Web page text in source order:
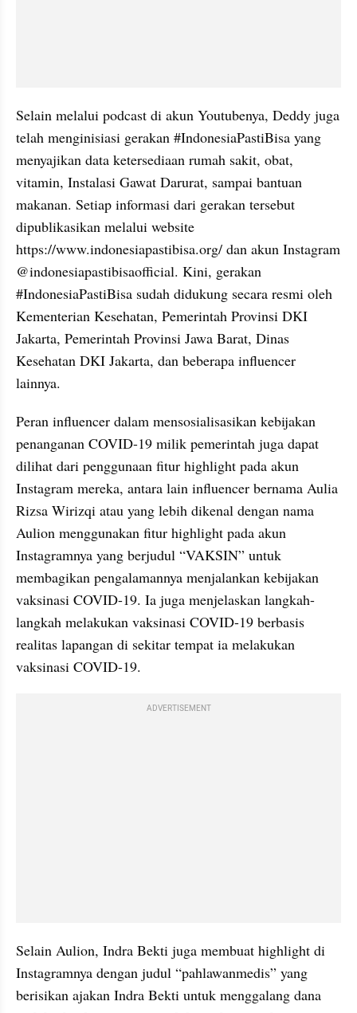
Selain melalui podcast di akun Youtubenya, Deddy juga
telah menginisiasi gerakan #IndonesiaPastiBisa yang
menyajikan data ketersediaan rumah sakit, obat,
vitamin, Instalasi Gawat Darurat, sampai bantuan
makanan. Setiap informasi dari gerakan tersebut
dipublikasikan melalui website
https://www.indonesiapastibisa.org/ dan akun Instagram
@indonesiapastibisaofficial. Kini, gerakan
#IndonesiaPastiBisa sudah didukung secara resmi oleh
Kementerian Kesehatan, Pemerintah Provinsi DKI
Jakarta, Pemerintah Provinsi Jawa Barat, Dinas
Kesehatan DKI Jakarta, dan beberapa influencer
lainnya.
Peran influencer dalam mensosialisasikan kebijakan
penanganan COVID-19 milik pemerintah juga dapat
dilihat dari penggunaan fitur highlight pada akun
Instagram mereka, antara lain influencer bernama Aulia
Rizsa Wirizqi atau yang lebih dikenal dengan nama
Aulion menggunakan fitur highlight pada akun
Instagramnya yang berjudul “VAKSIN” untuk
membagikan pengalamannya menjalankan kebijakan
vaksinasi COVID-19. Ia juga menjelaskan langkah-
langkah melakukan vaksinasi COVID-19 berbasis
realitas lapangan di sekitar tempat ia melakukan
vaksinasi COVID-19.
ADVERTISEMENT
Selain Aulion, Indra Bekti juga membuat highlight di
Instagramnya dengan judul “pahlawanmedis” yang
berisikan ajakan Indra Bekti untuk menggalang dana